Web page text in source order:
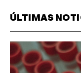
ÚLTIMAS